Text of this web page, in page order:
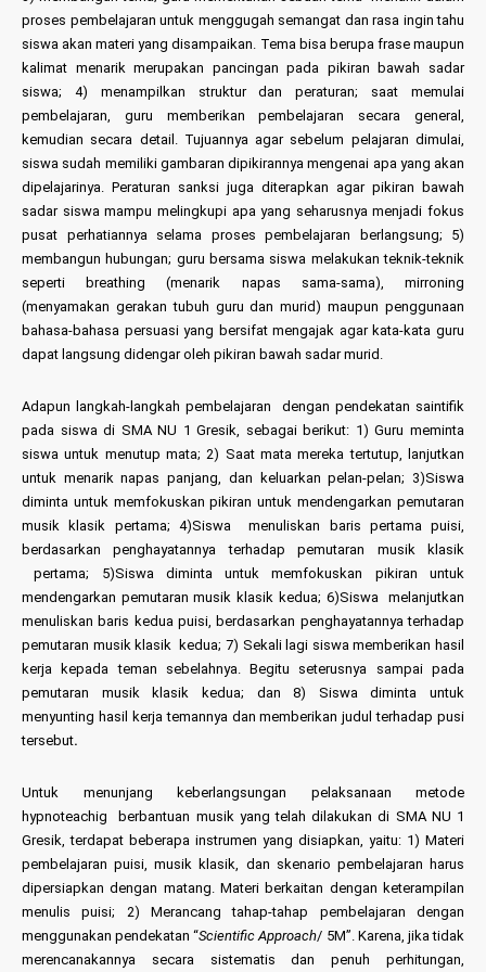
proses pembelajaran untuk menggugah semangat dan rasa ingin tahu
siswa akan materi yang disampaikan. Tema bisa berupa frase maupun
kalimat menarik merupakan pancingan pada pikiran bawah sadar
siswa; 4) menampilkan struktur dan peraturan; saat memulai
pembelajaran, guru memberikan pembelajaran secara general,
kemudian secara detail. Tujuannya agar sebelum pelajaran dimulai,
siswa sudah memiliki gambaran dipikirannya mengenai apa yang akan
dipelajarinya. Peraturan sanksi juga diterapkan agar pikiran bawah
sadar siswa mampu melingkupi apa yang seharusnya menjadi fokus
pusat perhatiannya selama proses pembelajaran berlangsung; 5)
membangun hubungan; guru bersama siswa melakukan teknik-teknik
seperti breathing (menarik napas sama-sama), mirroning
(menyamakan gerakan tubuh guru dan murid) maupun penggunaan
bahasa-bahasa persuasi yang bersifat mengajak agar kata-kata guru
dapat langsung didengar oleh pikiran bawah sadar murid.
Adapun langkah-langkah pembelajaran dengan pendekatan saintifik
pada siswa di SMA NU 1 Gresik, sebagai berikut: 1) Guru meminta
siswa untuk menutup mata; 2) Saat mata mereka tertutup, lanjutkan
untuk menarik napas panjang, dan keluarkan pelan-pelan; 3)Siswa
diminta untuk memfokuskan pikiran untuk mendengarkan pemutaran
musik klasik pertama; 4)Siswa menuliskan baris pertama puisi,
berdasarkan penghayatannya terhadap pemutaran musik klasik
pertama; 5)Siswa diminta untuk memfokuskan pikiran untuk
mendengarkan pemutaran musik klasik kedua; 6)Siswa melanjutkan
menuliskan baris kedua puisi, berdasarkan penghayatannya terhadap
pemutaran musik klasik kedua; 7) Sekali lagi siswa memberikan hasil
kerja kepada teman sebelahnya. Begitu seterusnya sampai pada
pemutaran musik klasik kedua; dan 8) Siswa diminta untuk
menyunting hasil kerja temannya dan memberikan judul terhadap pusi
tersebut.
Untuk menunjang keberlangsungan pelaksanaan metode
hypnoteachig berbantuan musik yang telah dilakukan di SMA NU 1
Gresik, terdapat beberapa instrumen yang disiapkan, yaitu: 1) Materi
pembelajaran puisi, musik klasik, dan skenario pembelajaran harus
dipersiapkan dengan matang. Materi berkaitan dengan keterampilan
menulis puisi; 2) Merancang tahap-tahap pembelajaran dengan
menggunakan pendekatan “Scientific Approach/ 5M”. Karena, jika tidak
merencanakannya secara sistematis dan penuh perhitungan,